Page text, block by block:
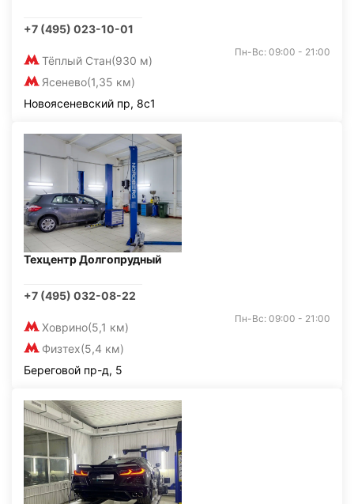
+7 (495) 023-10-01
Тёплый Стан(930 м)
Ясенево(1,35 км)
Пн-Вс: 09:00 - 21:00
Новоясеневский пр, 8с1
Техцентр Долгопрудный
+7 (495) 032-08-22
Ховрино(5,1 км)
Физтех(5,4 км)
Пн-Вс: 09:00 - 21:00
Береговой пр-д, 5